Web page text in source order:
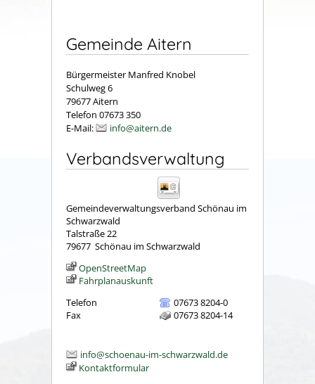
Gemeinde Aitern
Bürgermeister Manfred Knobel
Schulweg 6
79677 Aitern
Telefon 07673 350
E-Mail:
info@aitern.de
Verbandsverwaltung
Gemeindeverwaltungsverband Schönau im
Schwarzwald
Talstraße 22
79677 Schönau im Schwarzwald
OpenStreetMap
Fahrplanauskunft
Telefon
07673 8204-0
Fax
07673 8204-14
info@schoenau-im-schwarzwald.de
Kontaktformular